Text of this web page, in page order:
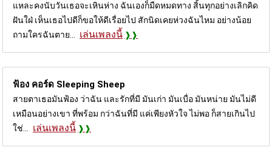
แหละคงนับวันเธอจะเหินห่าง ฉันเองก็มืดหมดทาง สิ้นทุกอย่างเลิกคิด
ฝันใฝ่ เห็นเธอไปดีก็ขอให้ดีเรื่อยไป สักนิดเคยห่วงฉันไหม อย่างน้อย
ถามใครฉันตาย...
เล่นเพลงนี้
ฟ้อง คอร์ด Sleeping Sheep
สายตาเธอมันฟ้อง ว่าฉัน และรักที่มี มันเก่า มันเบื่อ มันหน่าย มันไม่ดี
เหมือนอย่างเขา ที่พร้อม กว่าฉันที่มี แค่เพียงหัวใจ ไม่พอ ก็สายเกินไป
ใช่...
เล่นเพลงนี้